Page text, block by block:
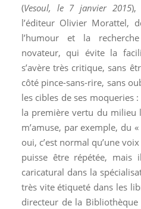
(Vesoul, le 7 janvier 2015),
l’éditeur Olivier Morattel,
l’humour et la
novateur, qui évite la
s’avère très critique, sans
côté pince-sans-rire, sans
les cibles de ses moqueries :
la première vertu du milieu
m’amuse, par exemple, du
oui, c’est normal qu’une
puisse être répétée,
caricatural dans la
très vite étiqueté dans les
directeur de la